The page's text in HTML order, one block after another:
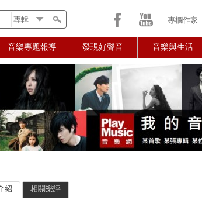
專欄作家
音樂專題報導 發現好聲音 音樂與生活
紹 相關樂評